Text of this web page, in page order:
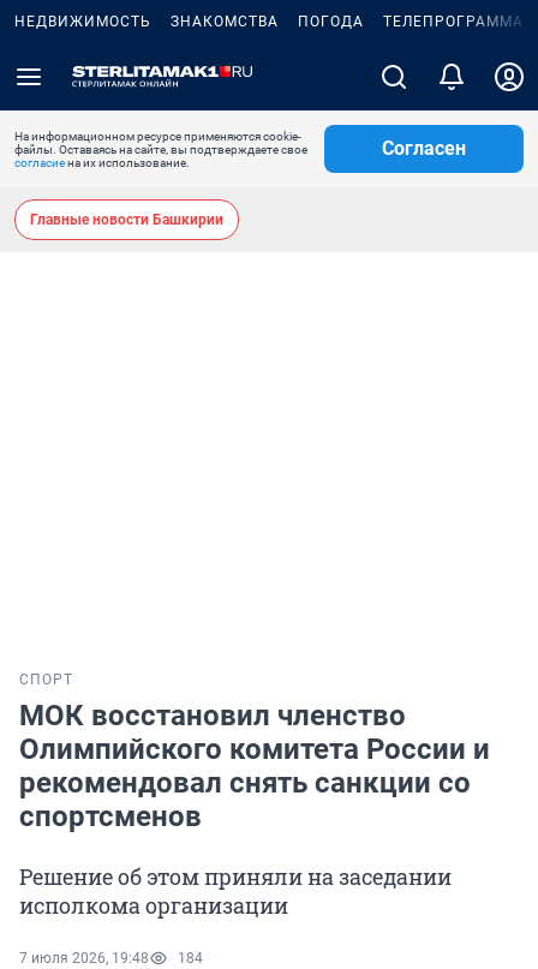
НЕДВИЖИМОСТЬ ЗНАКОМСТВА ПОГОДА ТЕЛЕПРОГРАММА
На информационном ресурсе применяются cookie-
файлы. Оставаясь на сайте, вы подтверждаете свое
согласиена их использование.
Согласен
Главные новости Башкирии
СПОРТ
МОК восстановил членство
Олимпийского комитета России и
рекомендовал снять санкции со
спортсменов
Решение об этом приняли на заседании
исполкома организации
7 июля 2026, 19:48 184